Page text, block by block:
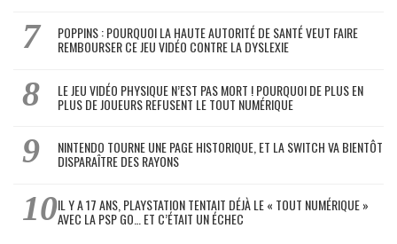
POPPINS : POURQUOI LA HAUTE AUTORITÉ DE SANTÉ VEUT FAIRE
REMBOURSER CE JEU VIDÉO CONTRE LA DYSLEXIE
LE JEU VIDÉO PHYSIQUE N’EST PAS MORT ! POURQUOI DE PLUS EN
PLUS DE JOUEURS REFUSENT LE TOUT NUMÉRIQUE
NINTENDO TOURNE UNE PAGE HISTORIQUE, ET LA SWITCH VA BIENTÔT
DISPARAÎTRE DES RAYONS
IL Y A 17 ANS, PLAYSTATION TENTAIT DÉJÀ LE « TOUT NUMÉRIQUE »
AVEC LA PSP GO… ET C’ÉTAIT UN ÉCHEC